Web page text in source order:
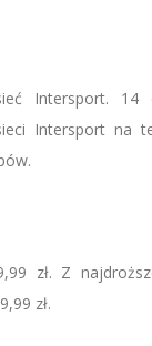
Intersport. 14
Intersport na
zł. Z
zł.